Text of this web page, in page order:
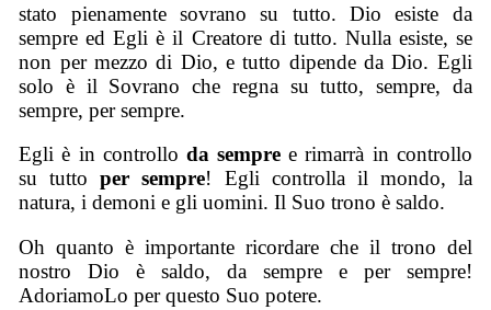
stato pienamente sovrano su tutto. Dio esiste da
sempre ed Egli è il Creatore di tutto. Nulla esiste, se
non per mezzo di Dio, e tutto dipende da Dio. Egli
solo è il Sovrano che regna su tutto, sempre, da
sempre, per sempre.
Egli è in controllo da sempre e rimarrà in controllo
su tuttoper sempre! Egli controlla il mondo, la
natura, i demoni e gli uomini. Il Suo trono è saldo.
Oh quanto è importante ricordare che il trono del
nostro Dio è saldo, da sempre e per sempre!
AdoriamoLo per questo Suo potere.